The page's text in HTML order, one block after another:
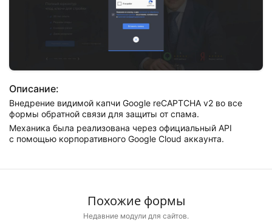
Описание:
Внедрение видимой капчи Google reCAPTCHA v2 во все
формы обратной связи для защиты от спама.
Механика была реализована через официальный API
с помощью корпоративного Google Cloud аккаунта.
Похожие формы
Недавние модули для сайтов.